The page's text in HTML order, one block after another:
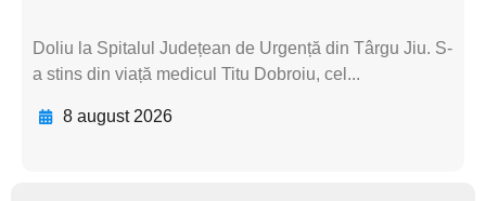
Doliu la Spitalul Județean de Urgență din Târgu Jiu. S-
a stins din viață medicul Titu Dobroiu, cel...
8 august 2026